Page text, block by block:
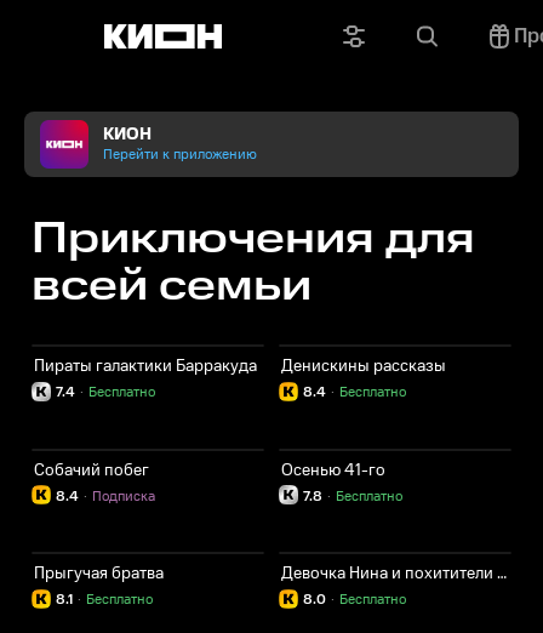
КИОН
Перейти к приложению
Приключения для
всей семьи
Пираты галактики Барракуда
7.4 Бесплатно
·
Денискины рассказы
8.4 Бесплатно
·
Собачий побег
8.4 Подписка
·
Осенью 41-го
7.8 Бесплатно
·
Прыгучая братва
8.1 Бесплатно
·
Девочка Нина и похитители пианино
8.0 Бесплатно
·